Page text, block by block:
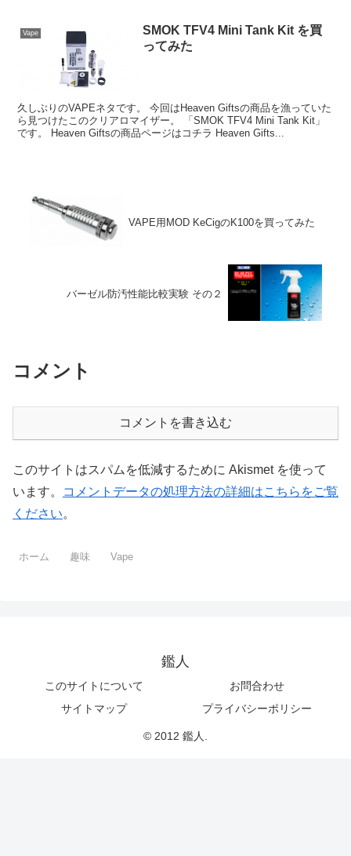
Vape
SMOK TFV4 Mini Tank Kit を買
ってみた
久しぶりのVAPEネタです。 今回はHeaven Giftsの商品を漁っていた
ら見つけたこのクリアロマイザー。 「SMOK TFV4 Mini Tank Kit」
です。 Heaven Giftsの商品ページはコチラ Heaven Gifts...
VAPE用MOD KeCigのK100を買ってみた
バーゼル防汚性能比較実験 その２
コメント
コメントを書き込む
このサイトはスパムを低減するために Akismet を使って
います。
コメントデータの処理方法の詳細はこちらをご覧
ください。
ホーム 趣味 Vape
鑑人
このサイトについて
お問合わせ
サイトマップ
プライバシーポリシー
© 2012 鑑人.